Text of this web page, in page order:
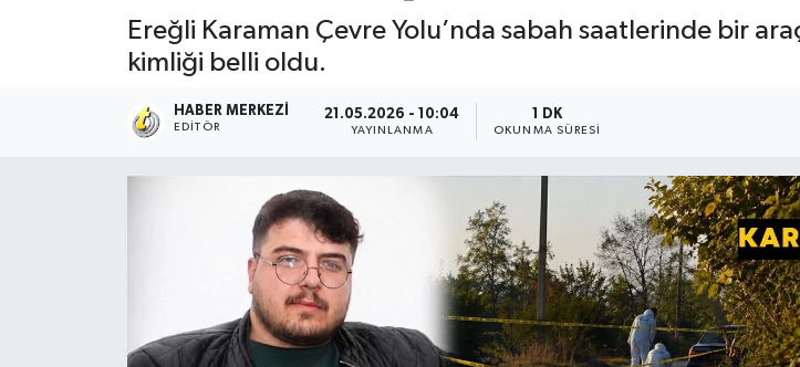
Ereğli Karaman Çevre Yolu’nda sabah saatlerinde bir
kimliği belli oldu.
HABER MERKEZI
EDITÖR
21.05.2026 - 10:04
YAYINLANMA
1 DK
OKUNMA SÜRESI
Ulusal Haberler